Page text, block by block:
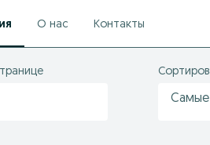
О нас Контакты